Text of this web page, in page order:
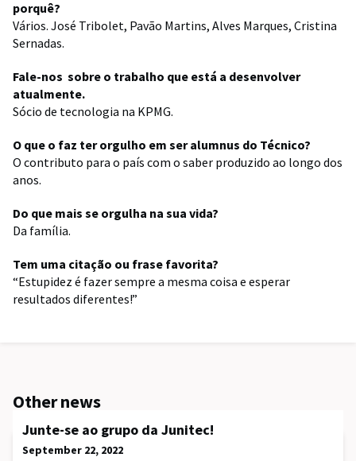
porquê?
Vários. José Tribolet, Pavão Martins, Alves Marques, Cristina
Sernadas.
Fale-nos sobre o trabalho que está a desenvolver
atualmente.
Sócio de tecnologia na KPMG.
O que o faz ter orgulho em ser alumnus do Técnico?
O contributo para o país com o saber produzido ao longo dos
anos.
Do que mais se orgulha na sua vida?
Da família.
Tem uma citação ou frase favorita?
“Estupidez é fazer sempre a mesma coisa e esperar
resultados diferentes!”
Other news
Junte-se ao grupo da Junitec!
September 22, 2022